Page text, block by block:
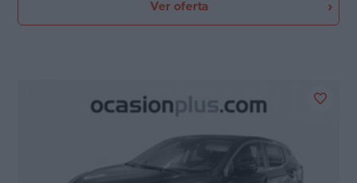
Ver oferta